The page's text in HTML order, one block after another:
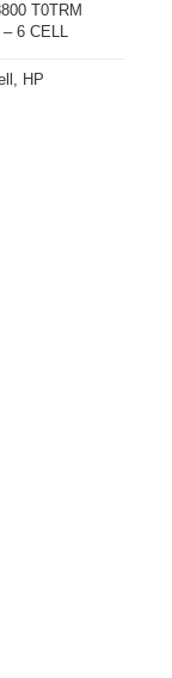
T0TRM
– 6 CELL
HP